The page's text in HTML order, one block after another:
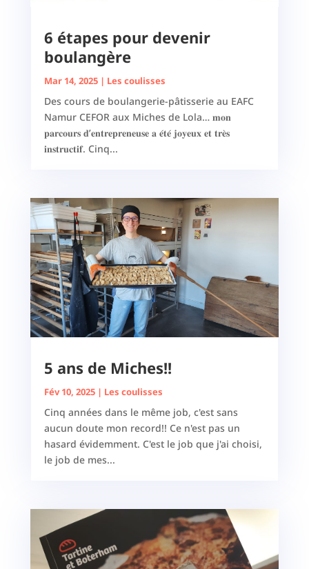
6 étapes pour devenir
boulangère
Mar 14, 2025| Les coulisses
Des cours de boulangerie-pâtisserie au EAFC
Namur CEFOR aux Miches de Lola… 𝐦𝐨𝐧
𝐩𝐚𝐫𝐜𝐨𝐮𝐫𝐬 𝐝’𝐞𝐧𝐭𝐫𝐞𝐩𝐫𝐞𝐧𝐞𝐮𝐬𝐞 𝐚 𝐞́𝐭𝐞́ 𝐣𝐨𝐲𝐞𝐮𝐱 𝐞𝐭 𝐭𝐫𝐞̀𝐬
𝐢𝐧𝐬𝐭𝐫𝐮𝐜𝐭𝐢𝐟. Cinq...
5 ans de Miches!!
Fév 10, 2025| Les coulisses
Cinq années dans le même job, c'est sans
aucun doute mon record!! Ce n'est pas un
hasard évidemment. C'est le job que j'ai choisi,
le job de mes...